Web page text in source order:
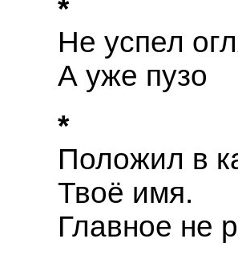
*
Не успел
А уже пузо
*
Положил в
Твоё имя.
Главное не